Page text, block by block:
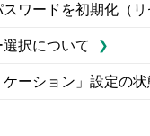
ワードを初期化（
選択について
ーション」設定の